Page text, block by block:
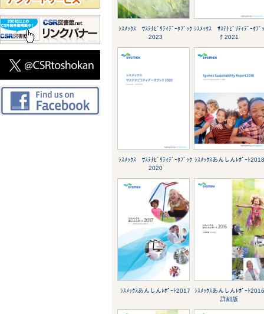
ｼｽﾒｯｸｽ ｻｽﾃﾅﾋﾞﾘﾃｨﾃﾞｰﾀﾌﾞｯｸ
2023
ｼｽﾒｯｸｽ ｻｽﾃﾅﾋﾞﾘﾃｨﾃﾞｰﾀﾌﾞ
ｸ 2021
ｼｽﾒｯｸｽ ｻｽﾃﾅﾋﾞﾘﾃｨﾃﾞｰﾀﾌﾞｯｸ
2020
ｼｽﾒｯｸｽあんしんﾚﾎﾟｰﾄ2018
ｼｽﾒｯｸｽあんしんﾚﾎﾟｰﾄ2017
ｼｽﾒｯｸｽあんしんﾚﾎﾟｰﾄ2016
詳細版